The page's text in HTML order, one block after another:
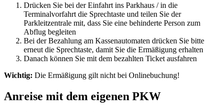
Drücken Sie bei der Einfahrt ins Parkhaus / in die
Terminalvorfahrt die Sprechtaste und teilen Sie der
Parkleitzentrale mit, dass Sie eine behinderte Person zum
Abflug begleiten
Bei der Bezahlung am Kassenautomaten drücken Sie bitte
erneut die Sprechtaste, damit Sie die Ermäßigung erhalten
Danach können Sie mit dem bezahlten Ticket ausfahren
Wichtig: Die Ermäßigung gilt nicht bei Onlinebuchung!
Anreise mit dem eigenen PKW